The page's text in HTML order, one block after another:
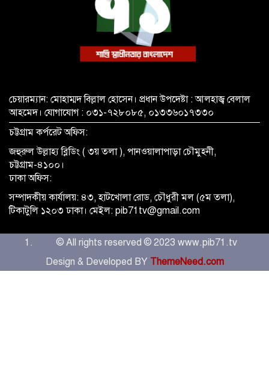
চেয়ারম্যান: মোহাম্মদ বিল্লাল হোসেন। প্রধান উপদেষ্টা : আলহাজ্ব বেলাল
আহমেদ। যোগাযোগ : ০৩১-৭২৮০৮৫, ০১৩৩৬০১৭৩৩০
চট্টগ্রাম কর্পরেট অফিস:
জহুরুল উল্লাহ্য ব্লিডিং ( ৩য় তলা ), পানওয়ালাপাড়া চৌমুহনী,
চট্টগ্রাম-৪১০০।
ঢাকা অফিস:
সম্পাদকীয় কার্যালয়: ৪৩, হাটখোলা রোড, চৌধুরী মল (৫ম তলা),
টিকাটুলি ১২০৩ ঢাকা। মেইল: pib71tv@gmail.com
© All rights reserved © 2023 www.pib71.tv
Design & Developed BY ThemeNeed.com